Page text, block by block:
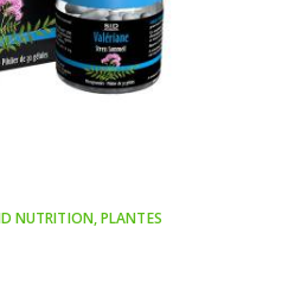
NUTRITION,PLANTES